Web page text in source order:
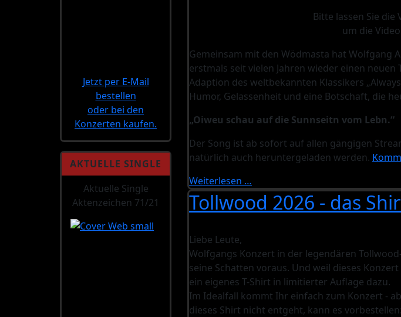
Jetzt per E-Mail
bestellen
oder bei den
Konzerten kaufen.
AKTUELLE SINGLE
Aktuelle Single
Aktenzeichen 71/21
Bitte lassen Sie die
um die
Gemeinsam mit den Wödmasta hat Wolfgang
erstmals seit vielen Jahren wieder einen
Adaption des weltbekannten Klassikers
Humor, Gelassenheit und eine Botschaft, die
„Oiweu schau auf die Sunnseitn vom Lebn.“
Der Song ist ab sofort auf allen gängigen
natürlich auch heruntergeladen werden.
Weiterlesen …
Tollwood 2026 - das
Liebe Leute,
Wolfgangs Konzert in der legendären
seine Schatten voraus. Und weil dieses
ein eigenes T-Shirt in limitierter Auflage dazu.
Im Idealfall kommt Ihr einfach zum Konzert -
dieses Shirt nicht entgeht, kann es vorbestellen: